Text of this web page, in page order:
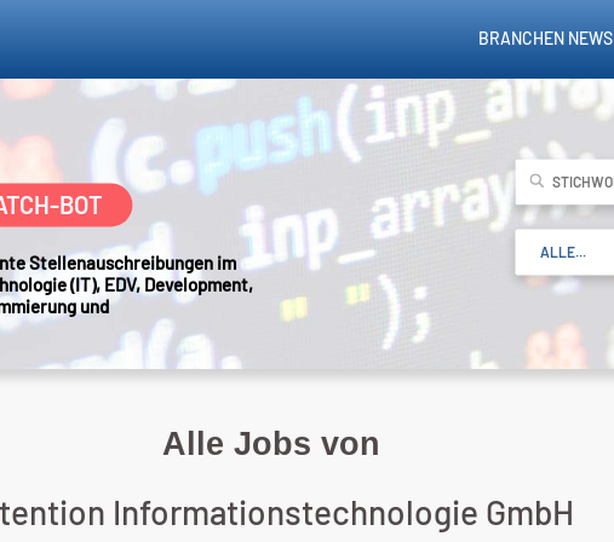
BRANCHEN NEWS
BOT
Stellenauschreibungen im
(IT), EDV, Development,
und
Alle Jobs von
Informationstechnologie GmbH